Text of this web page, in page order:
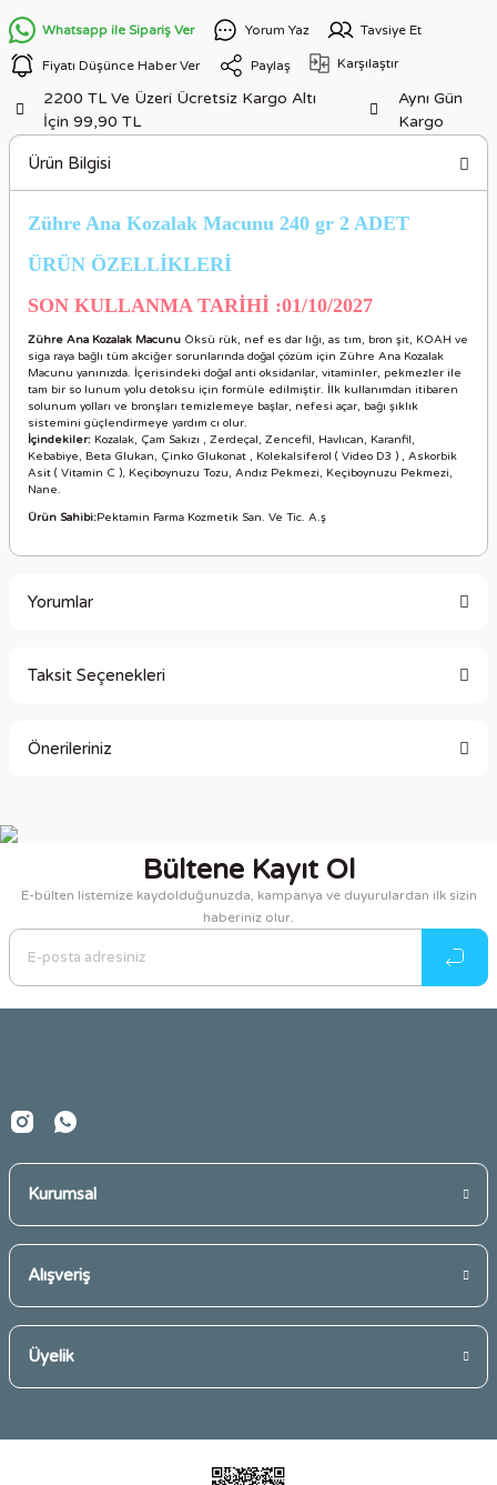
Whatsapp ile Sipariş Ver Yorum Yaz Tavsiye Et
Fiyatı Düşünce Haber Ver Paylaş Karşılaştır
2200 TL Ve Üzeri Ücretsiz Kargo Altı
İçin 99,90 TL
Aynı Gün
Kargo
Ürün Bilgisi
Zühre Ana Kozalak Macunu 240 gr 2 ADET
ÜRÜN ÖZELLİKLERİ
SON KULLANMA TARİHİ :01/10/2027
Zühre Ana Kozalak Macunu Öksü rük, nef es dar lığı, as tım, bron şit, KOAH ve
siga raya bağlı tüm akciğer sorunlarında doğal çözüm için Zühre Ana Kozalak
Macunu yanınızda. İçerisindeki doğal anti oksidanlar, vitaminler, pekmezler ile
tam bir so lunum yolu detoksu için formüle edilmiştir. İlk kullanımdan itibaren
solunum yolları ve bronşları temizlemeye başlar, nefesi açar, bağı şıklık
sistemini güçlendirmeye yardım cı olur.
İçindekiler: Kozalak, Çam Sakızı , Zerdeçal, Zencefil, Havlıcan, Karanfil,
Kebabiye, Beta Glukan, Çinko Glukonat , Kolekalsiferol ( Video D3 ) , Askorbik
Asit ( Vitamin C ), Keçiboynuzu Tozu, Andız Pekmezi, Keçiboynuzu Pekmezi,
Nane.
Ürün Sahibi:Pektamin Farma Kozmetik San. Ve Tic. A.ş
Yorumlar
Taksit Seçenekleri
Önerileriniz
Görüş ve önerileriniz için teşekkür ederiz.
Ürün resmi kalitesiz, bozuk veya görüntülenemiyor.
Ürün açıklamasında eksik bilgiler bulunuyor.
Ürün bilgilerinde hatalar bulunuyor.
Bültene Kayıt Ol
E-bülten listemize kaydolduğunuzda, kampanya ve duyurulardan ilk sizin
haberiniz olur.
Kurumsal
Alışveriş
Üyelik